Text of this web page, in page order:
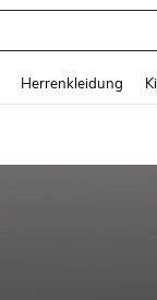
Herrenkleidung